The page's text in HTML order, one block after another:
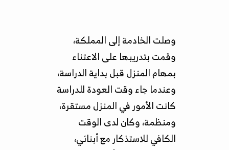
وصلت الخادمة إلى المملكة،
وقمت بتدريبها على الاعتناء
بمهام المنزل قبل بداية الدراسة،
وعندما جاء وقت العودة للدراسة
كانت الأمور في المنزل مستقرة،
ومنظمة، وكان لدى الوقت
الكافي للاستذكار مع أبنائي،